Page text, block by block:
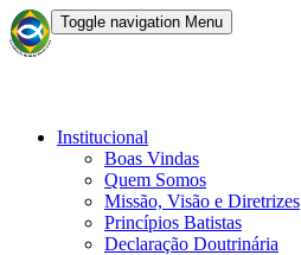
Toggle navigation Menu
Institucional
Boas Vindas
Quem Somos
Missão, Visão e Diretrizes
Princípios Batistas
Declaração Doutrinária